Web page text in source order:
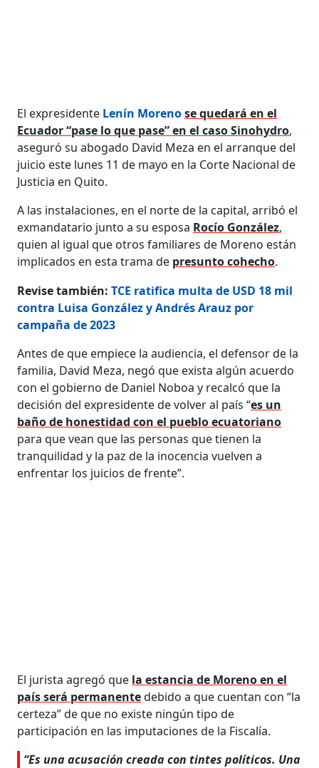
El expresidente Lenín Morenose quedará en el
Ecuador “pase lo que pase” en el caso Sinohydro,
aseguró su abogado David Meza en el arranque del
juicio este lunes 11 de mayo en la Corte Nacional de
Justicia en Quito.
A las instalaciones, en el norte de la capital, arribó el
exmandatario junto a su esposa Rocío González,
quien al igual que otros familiares de Moreno están
implicados en esta trama de presunto cohecho.
Revise también:TCE ratifica multa de USD 18 mil
contra Luisa González y Andrés Arauz por
campaña de 2023
Antes de que empiece la audiencia, el defensor de la
familia, David Meza, negó que exista algún acuerdo
con el gobierno de Daniel Noboa y recalcó que la
decisión del expresidente de volver al país “es un
baño de honestidad con el pueblo ecuatoriano
para que vean que las personas que tienen la
tranquilidad y la paz de la inocencia vuelven a
enfrentar los juicios de frente”.
El jurista agregó que la estancia de Moreno en el
país será permanentedebido a que cuentan con “la
certeza” de que no existe ningún tipo de
participación en las imputaciones de la Fiscalía.
“Es una acusación creada con tintes políticos. Una